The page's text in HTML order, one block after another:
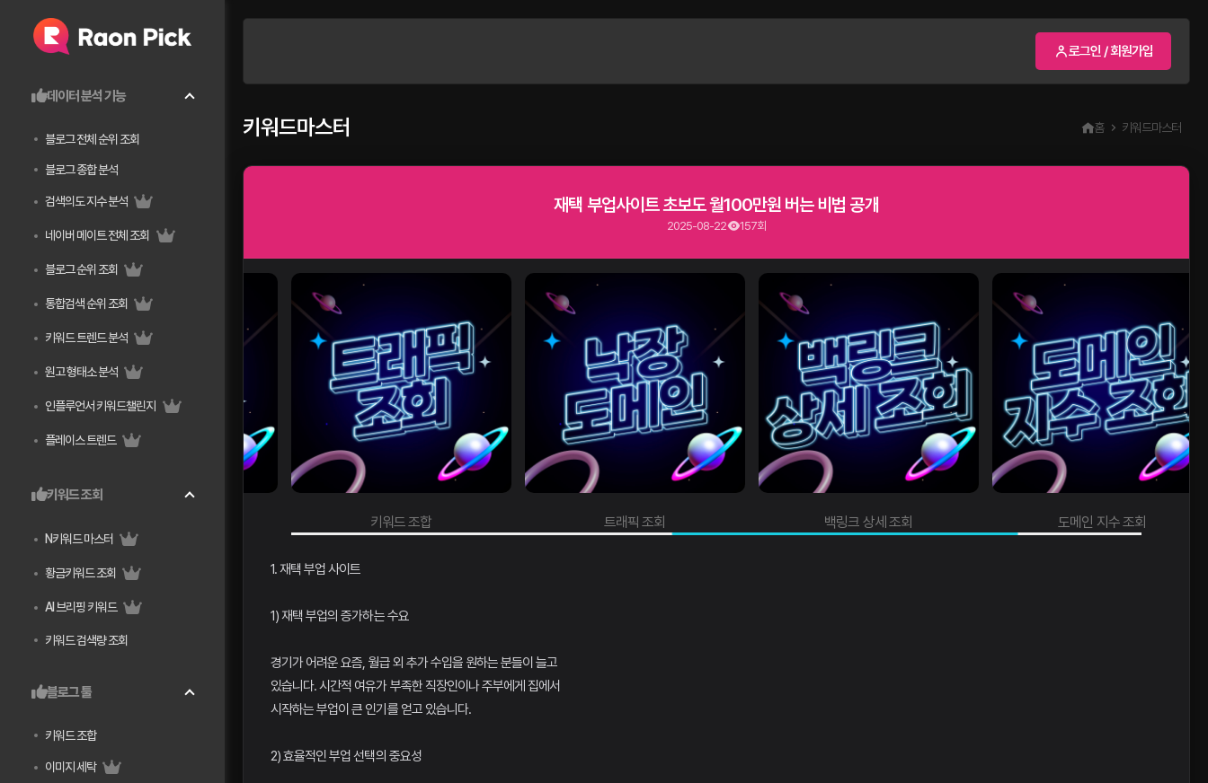
데이터 분석 기능
블로그 전체 순위 조회
블로그 종합 분석
검색의도 지수 분석
네이버 메이트 전체 조회
블로그 순위 조회
통합검색 순위 조회
키워드 트렌드 분석
원고 형태소 분석
인플루언서 키워드챌린지
플레이스 트렌드
키워드 조회
N키워드 마스터
황금키워드 조회
AI 브리핑 키워드
키워드 검색량 조회
블로그 툴
키워드 조합
이미지 세탁
로그인 / 회원가입
키워드마스터 홈 키워드마스터
재택 부업사이트 초보도 월100만원 버는 비법 공개
2025-08-22 157회
키워드 조합 트래픽 조회 백링크 상세 조회 도메인 지수 조회
1. 재택 부업 사이트
1) 재택 부업의 증가하는 수요
경기가 어려운 요즘, 월급 외 추가 수입을 원하는 분들이 늘고
있습니다. 시간적 여유가 부족한 직장인이나 주부에게 집에서
시작하는 부업이 큰 인기를 얻고 있습니다.
2) 효율적인 부업 선택의 중요성